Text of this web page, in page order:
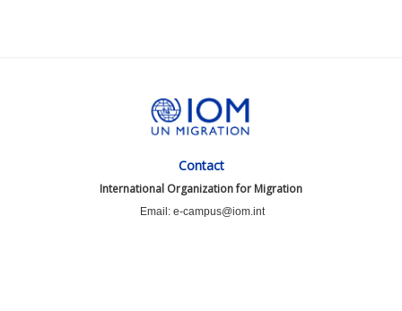
Contact
International Organization for Migration
Email: e-campus@iom.int